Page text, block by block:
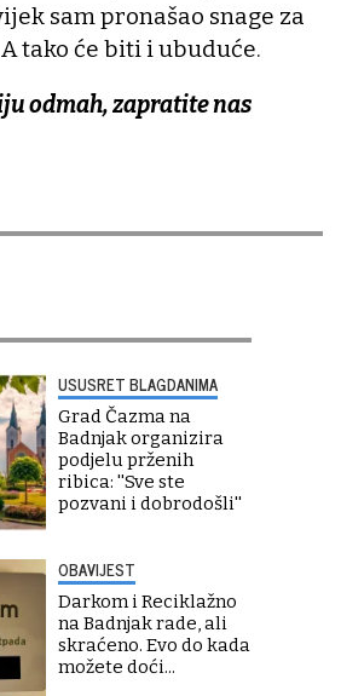
sam pronašao snage za
tako će biti i ubuduće.
odmah, zapratite nas
USUSRET BLAGDANIMA
Grad Čazma na
Badnjak organizira
podjelu prženih
ribica: ''Sve ste
pozvani i dobrodošli''
OBAVIJEST
Darkom i Reciklažno
na Badnjak rade, ali
skraćeno. Evo do kada
možete doći...